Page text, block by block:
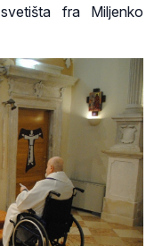
fra Miljenko